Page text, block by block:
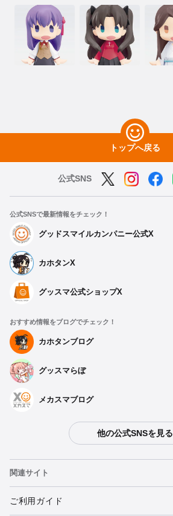
トップへ戻る
公式SNS
公式SNSで最新情報をチェック！
グッドスマイルカンパニー公式X
カホタンX
グッスマ公式ショップX
おすすめ情報をブログでチェック！
カホタンブログ
グッスマらぼ
メカスマブログ
他の公式SNSを見る
関連サイト
ねんどろいど
ご利用ガイド